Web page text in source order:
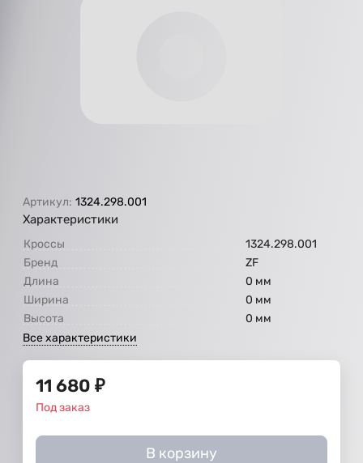
Артикул: 1324.298.001
Характеристики
Кроссы
1324.298.001
Бренд
ZF
Длина
0 мм
Ширина
0 мм
Высота
0 мм
Все характеристики
11 680 ₽
Под заказ
В корзину